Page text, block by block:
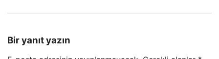
Bir yanıt yazın